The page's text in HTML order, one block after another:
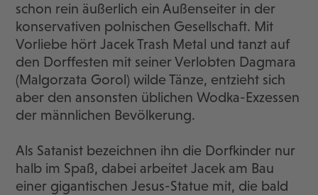
schon rein äußerlich ein Außenseiter in der
konservativen polnischen Gesellschaft. Mit
Vorliebe hört Jacek Trash Metal und tanzt auf
den Dorffesten mit seiner Verlobten Dagmara
(Malgorzata Gorol) wilde Tänze, entzieht sich
aber den ansonsten üblichen Wodka-Exzessen
der männlichen Bevölkerung.
Als Satanist bezeichnen ihn die Dorfkinder nur
halb im Spaß, dabei arbeitet Jacek am Bau
einer gigantischen Jesus-Statue mit, die bald